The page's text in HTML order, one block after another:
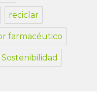
reciclar
farmacéutico
Sostenibilidad